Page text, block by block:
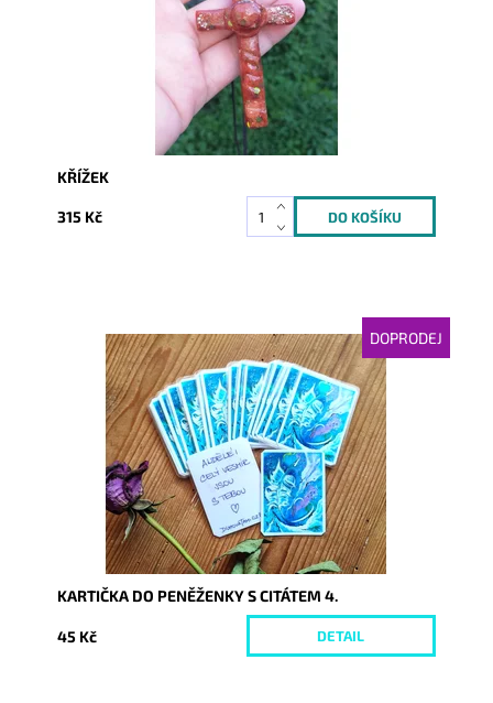
KŘÍŽEK
315 Kč
DOPRODEJ
Dostupnost:
Momentálně nedostupné
5188
KARTIČKA DO PENĚŽENKY S CITÁTEM 4.
45 Kč DETAIL